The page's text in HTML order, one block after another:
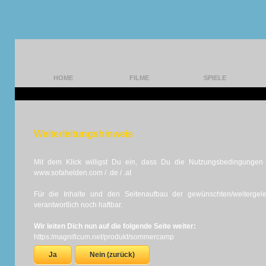
HOME FILME SPIELE
Weiterleitungshinweis
Mit dem Klick willigst Du ein, dass Du die
www.sofahelden.com / .de / .at
Für die Inhalte und den Seitenaufbau der gewünschten/
verantwortlich noch haftbar.
Wir leiten Dich nun auf die folgende Seite weiter:
https:/magnificum.net/produkt/sommercamp
Ja Nein (zurück)